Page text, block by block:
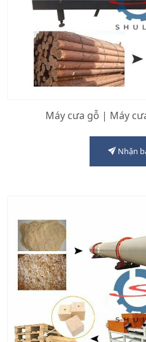
Máy cưa gỗ | Máy
Nhận